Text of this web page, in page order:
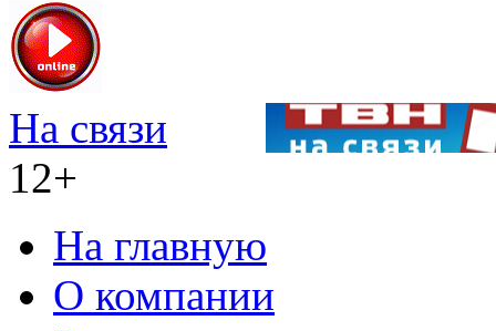
На связи
12+
На главную
О компании